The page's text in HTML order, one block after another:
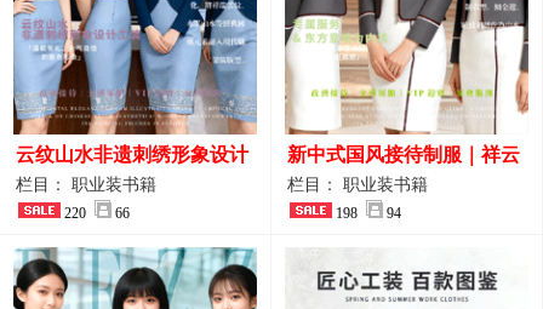
云纹山水非遗刺绣形象设计
工装｜会议礼仪接待人员制
服画册
栏目： 职业装书籍
220 66
新中式国风接待制服｜祥云
刺绣打造高端厅堂东方美学
栏目： 职业装书籍
198 94